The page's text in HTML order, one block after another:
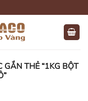
THẺ “1KG BỘT